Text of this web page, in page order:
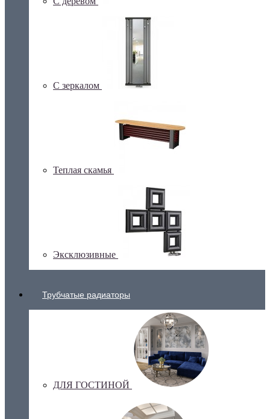
С зеркалом
Теплая скамья
Эксклюзивные
Трубчатые радиаторы
ДЛЯ ГОСТИНОЙ